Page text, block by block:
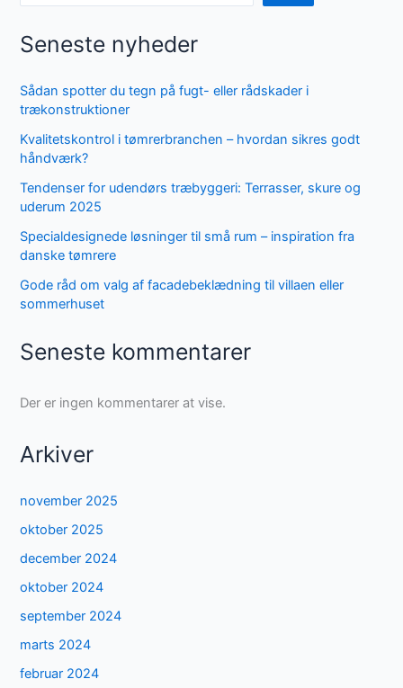
Seneste nyheder
Sådan spotter du tegn på fugt- eller rådskader i
trækonstruktioner
Kvalitetskontrol i tømrerbranchen – hvordan sikres godt
håndværk?
Tendenser for udendørs træbyggeri: Terrasser, skure og
uderum 2025
Specialdesignede løsninger til små rum – inspiration fra
danske tømrere
Gode råd om valg af facadebeklædning til villaen eller
sommerhuset
Seneste kommentarer
Der er ingen kommentarer at vise.
Arkiver
november 2025
oktober 2025
december 2024
oktober 2024
september 2024
marts 2024
februar 2024